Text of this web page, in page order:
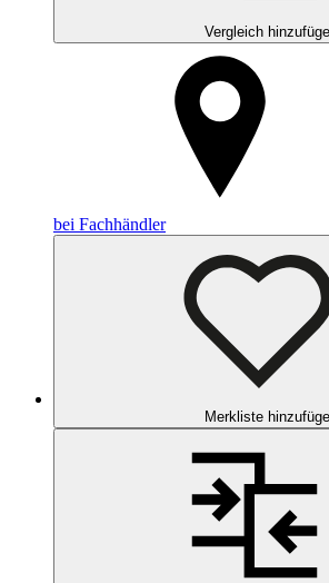
Vergleich
bei Fachhändler
Merkliste